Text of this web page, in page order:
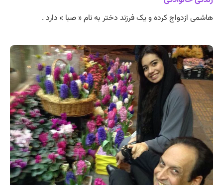
هاشمی ازدواج کرده و یک فرزند دختر به نام « صبا » دارد .